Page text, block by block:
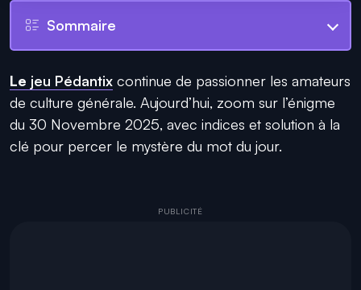
Sommaire
Le jeu Pédantix continue de passionner les amateurs
de culture générale. Aujourd’hui, zoom sur l’énigme
du 30 Novembre 2025, avec indices et solution à la
clé pour percer le mystère du mot du jour.